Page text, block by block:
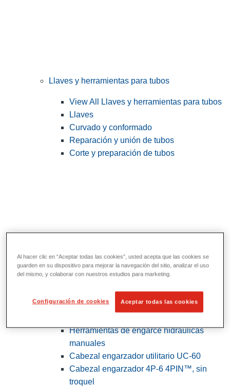
Llaves y herramientas para tubos
View All Llaves y herramientas para tubos
Llaves
Curvado y conformado
Reparación y unión de tubos
Corte y preparación de tubos
Herramientas de servicios públicos y de
View All Herramientas de servicios
Herramientas de engarce hidráulicas
manuales
Cabezal engarzador utilitario UC-60
Cabezal engarzador 4P-6 4PIN™, sin
troquel
Al hacer clic en “Aceptar todas las cookies”, usted acepta que las cookies se
guarden en su dispositivo para mejorar la navegación del sitio, analizar el uso
del mismo, y colaborar con nuestros estudios para marketing.
Configuración de cookies Aceptar todas las cookies